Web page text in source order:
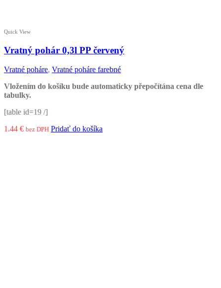
Quick View
Vratný pohár 0,3l PP červený
Vratné poháre, Vratné poháre farebné
Vložením do košíku bude automaticky přepočítána cena dle
tabulky.
[table id=19 /]
1.44 € bez DPH Pridať do košíka